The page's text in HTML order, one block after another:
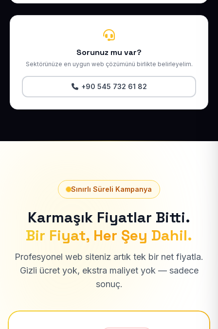
Sorunuz mu var?
Sektörünüze en uygun web çözümünü birlikte belirleyelim.
+90 545 732 61 82
Sınırlı Süreli Kampanya
Karmaşık Fiyatlar Bitti.
Bir Fiyat, Her Şey Dahil.
Profesyonel web siteniz artık tek bir net fiyatla.
Gizli ücret yok, ekstra maliyet yok — sadece
sonuç.